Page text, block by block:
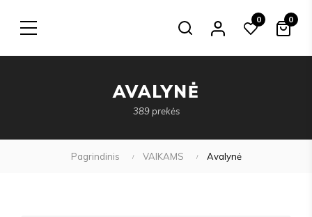
Search
0 0
AVALYNĖ
389 prekės
Pagrindinis VAIKAMS Avalynė